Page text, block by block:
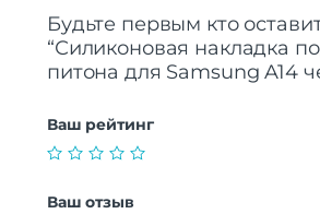
Будьте первым кто
“Силиконовая накладка
питона для Samsung A14
Ваш рейтинг
Ваш отзыв